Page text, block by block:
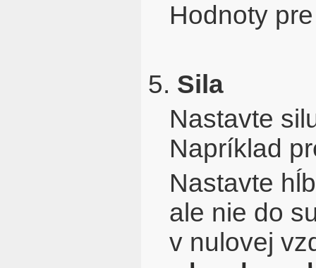
Hodnoty
5. Sila
Nastavte
Napríklad
Nastavte
ale nie do
v nulovej